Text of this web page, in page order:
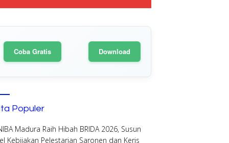
Coba Gratis Download
Populer